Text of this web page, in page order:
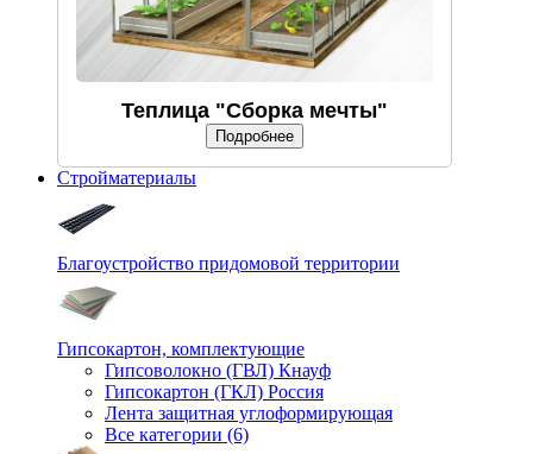
Теплица "Сборка мечты"
Подробнее
Стройматериалы
Благоустройство придомовой территории
Гипсокартон, комплектующие
Гипсоволокно (ГВЛ) Кнауф
Гипсокартон (ГКЛ) Россия
Лента защитная углоформирующая
Все категории (6)